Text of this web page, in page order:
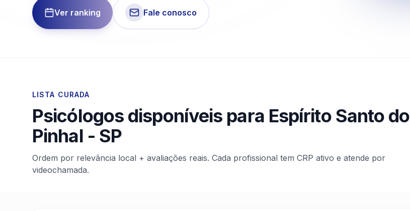
Ver ranking Fale conosco
LISTA CURADA
Psicólogos disponíveis para Espírito Santo do
Pinhal - SP
Ordem por relevância local + avaliações reais. Cada profissional tem CRP ativo e atende por
videochamada.